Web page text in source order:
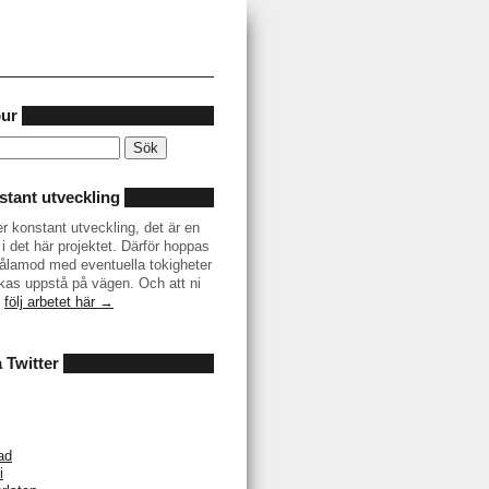
utveckling
konstant utveckling, det är en
det här projektet. Därför hoppas
med eventuella tokigheter
uppstå på vägen. Och att ni
följ arbetet här →
Twitter